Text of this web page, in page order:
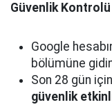
Güvenlik Kontrolü
Google
bölümüne
Son 28 gün
güvenlik